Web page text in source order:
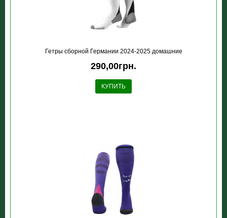
Гетры сборной Германии 2024-2025 домашние
290,00грн.
КУПИТЬ